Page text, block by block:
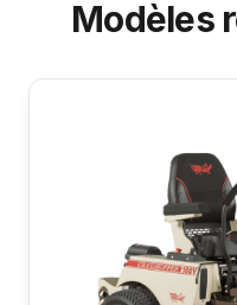
Modèles